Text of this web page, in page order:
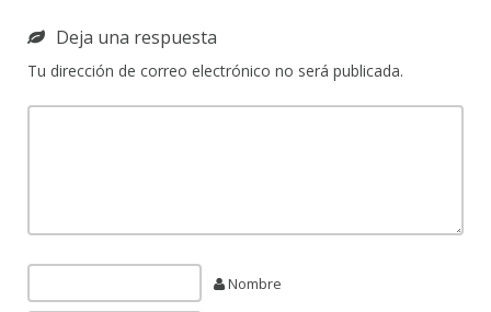
Deja una respuesta
Tu dirección de correo electrónico no será publicada.
Nombre